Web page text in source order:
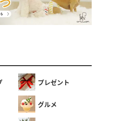
プレゼント
グルメ